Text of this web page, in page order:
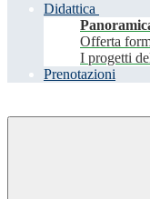
Didattica
Offerta
I progetti
Prenotazioni